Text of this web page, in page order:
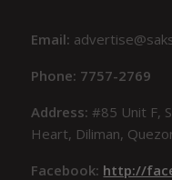
Email:
Phone: 7757-2769
Address:#85 Unit F,
Heart, Diliman,
Facebook: http://